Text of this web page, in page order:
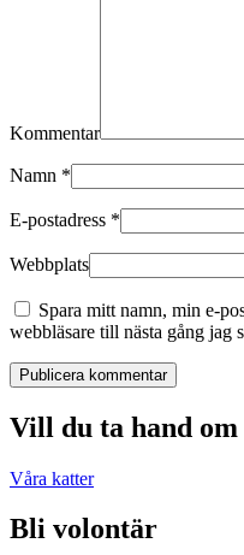
Kommentar
Namn *
E-postadress *
Webbplats
Spara mitt namn, min e-
webbläsare till nästa gång jag
Publicera kommentar
Vill du ta hand om
Våra katter
Bli volontär